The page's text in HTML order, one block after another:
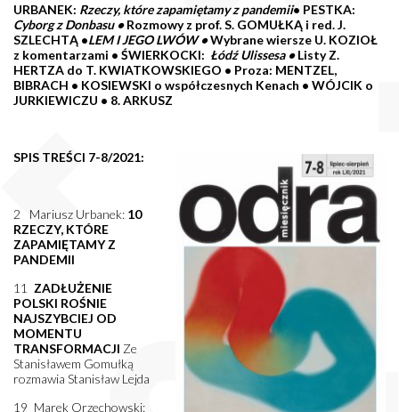
URBANEK: Rzeczy, które zapamiętamy z pandemii• PESTKA:
Cyborg z Donbasu •Rozmowy z prof. S. GOMUŁKĄ i red. J.
SZLECHTĄ •LEM I JEGO LWÓW •Wybrane wiersze U. KOZIOŁ
z komentarzami • ŚWIERKOCKI: Łódź Ulissesa •Listy Z.
HERTZA do T. KWIATKOWSKIEGO • Proza: MENTZEL,
BIBRACH • KOSIEWSKI o współczesnych Kenach • WÓJCIK o
JURKIEWICZU • 8. ARKUSZ
SPIS TREŚCI 7-8/2021:
2 Mariusz Urbanek: 10
RZECZY, KTÓRE
ZAPAMIĘTAMY Z
PANDEMII
11 ZADŁUŻENIE
POLSKI ROŚNIE
NAJSZYBCIEJ OD
MOMENTU
TRANSFORMACJI Ze
Stanisławem Gomułką
rozmawia Stanisław Lejda
19 Marek Orzechowski: